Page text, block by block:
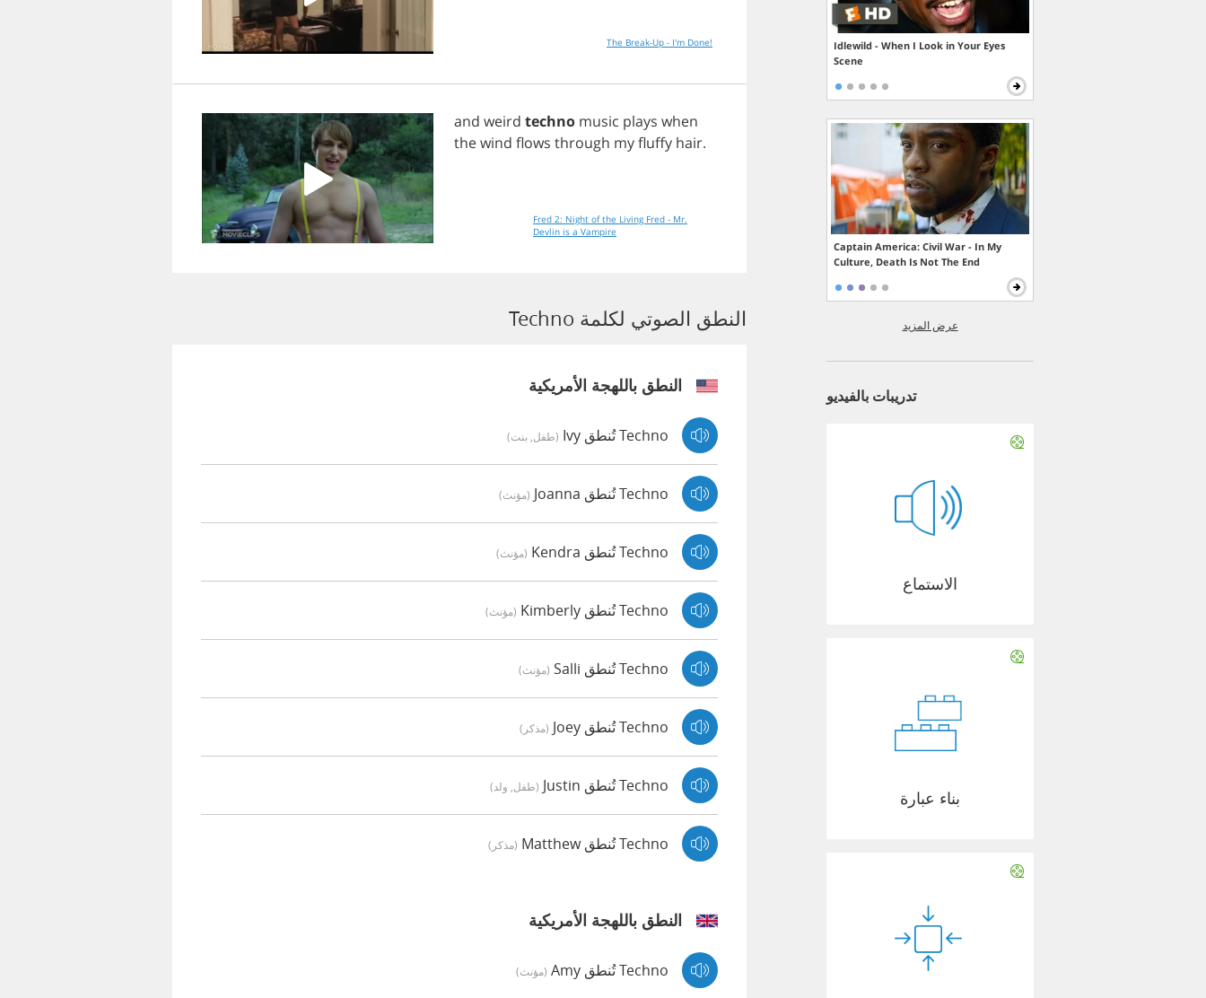
The Break-Up - I'm Done!
and weird techno music plays when
thewind flows through myfluffy hair.
Fred 2: Night of the Living Fred - Mr.
Devlin is a Vampire
النطق الصوتي لكلمة Techno
النطق باللهجة الأمريكية
Techno تُنطق Ivy (طفل, بنت)
Techno تُنطق Joanna (مؤنث)
Techno تُنطق Kendra (مؤنث)
Techno تُنطق Kimberly (مؤنث)
Techno تُنطق Salli (مؤنث)
Techno تُنطق Joey (مذكر)
Techno تُنطق Justin (طفل, ولد)
Techno تُنطق Matthew (مذكر)
النطق باللهجة الأمريكية
Techno تُنطق Amy (مؤنث)
Idlewild - When I Look in Your Eyes
Scene
Captain America: Civil War - In My
Culture, Death Is Not The End
عرض المزيد
تدريبات بالفيديو
الاستماع
بناء عبارة